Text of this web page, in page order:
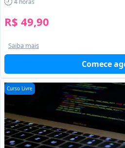
4 horas
R$ 49,90
Saiba mais
Comece
Curso Livre